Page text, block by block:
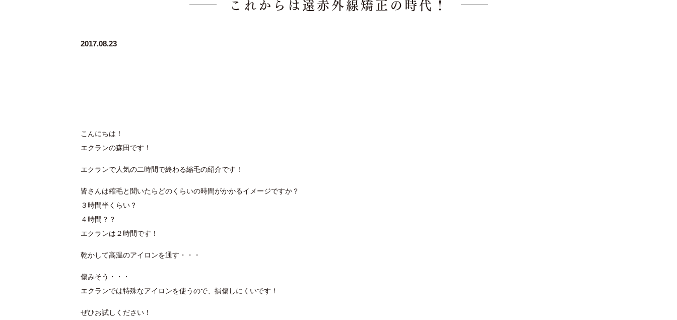
これからは遠赤外線矯正の時代！
2017.08.23
こんにちは！
エクランの森田です！
エクランで人気の二時間で終わる縮毛の紹介です！
皆さんは縮毛と聞いたらどのくらいの時間がかかるイメージですか？
３時間半くらい？
４時間？？
エクランは２時間です！
乾かして高温のアイロンを通す・・・
傷みそう・・・
エクランでは特殊なアイロンを使うので、損傷しにくいです！
ぜひお試しください！